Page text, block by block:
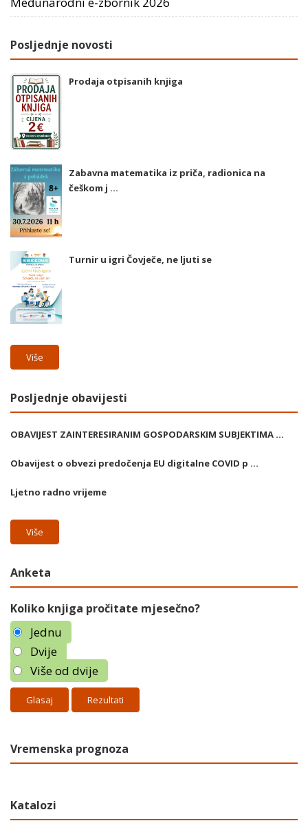
Posljednje novosti
Prodaja otpisanih knjiga
Zabavna matematika iz priča, radionica na
češkom j ...
Turnir u igri Čovječe, ne ljuti se
Više
Posljednje obavijesti
OBAVIJEST ZAINTERESIRANIM GOSPODARSKIM SUBJEKTIMA ...
Obavijest o obvezi predočenja EU digitalne COVID p ...
Ljetno radno vrijeme
Više
Anketa
Koliko knjiga pročitate mjesečno?
Jednu
Dvije
Više od dvije
Rezultati
Vremenska prognoza
Katalozi